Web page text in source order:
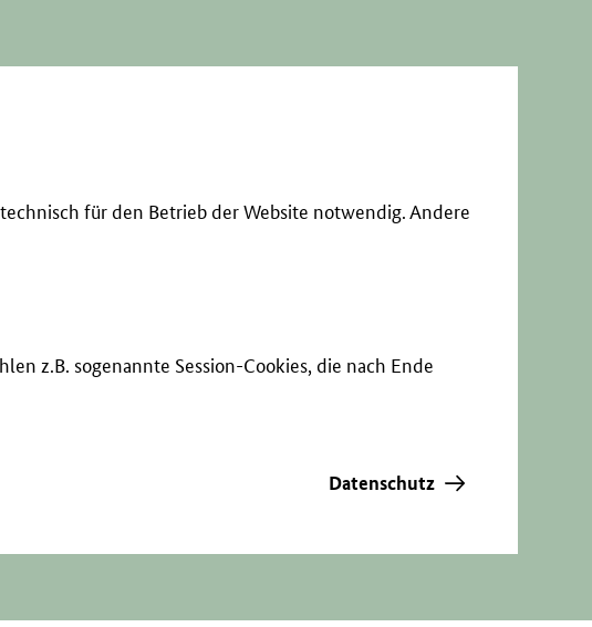
für den Betrieb der Website notwendig. Andere
z.B. sogenannte Session-Cookies, die nach Ende
Datenschutz